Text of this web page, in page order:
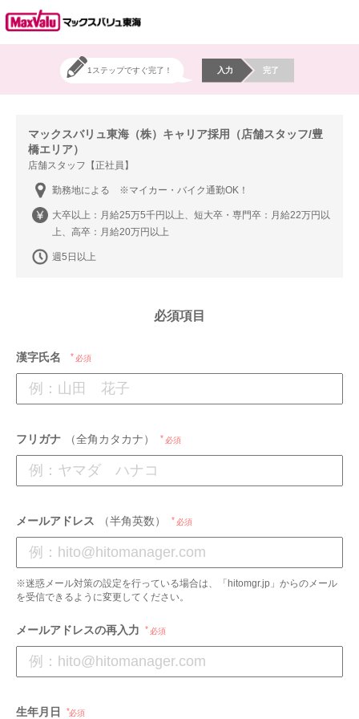
1ステップですぐ完了！ 入力 完了
マックスバリュ東海（株）キャリア採用（店舗スタッフ/豊
橋エリア）
店舗スタッフ【正社員】
勤務地による ※マイカー・バイク通勤OK！
大卒以上：月給25万5千円以上、短大卒・専門卒：月給22万円以
上、高卒：月給20万円以上
週5日以上
必須項目
漢字氏名 必須
フリガナ （全角カタカナ） 必須
メールアドレス （半角英数） 必須
※迷惑メール対策の設定を行っている場合は、「hitomgr.jp」からのメール
を受信できるように変更してください。
メールアドレスの再入力 必須
生年月日 必須